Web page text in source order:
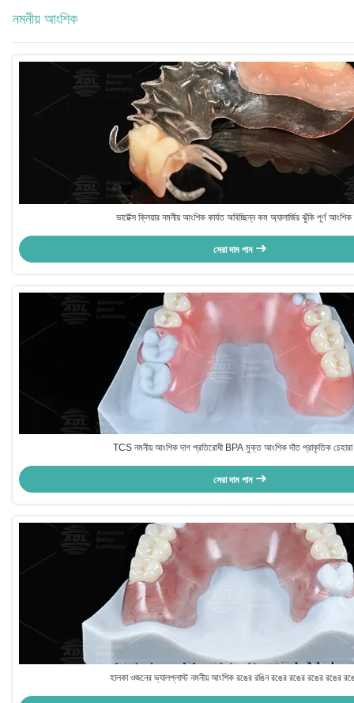
নমনীয় আংশিক
ভার্টেক্স ক্লিয়ার নমনীয় আংশিক কার্যত অবিচ্ছিন্ন কম অ্যালার্জির ঝুঁকি পূর্ণ আংশিক
সেরা দাম পান
TCS নমনীয় আংশিক দাগ প্রতিরোধী BPA মুক্ত আংশিক দাঁত প্রাকৃতিক
সেরা দাম পান
হালকা ওজনের ভ্যালপ্লাস্ট নমনীয় আংশিক রঙের রঙিন রঙের রঙের রঙের রঙের